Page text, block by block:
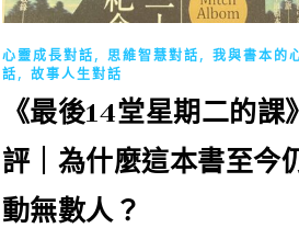
心靈成長對話, 思維智慧對話, 我與書本的
話, 故事人生對話
《最後14堂星期二的課
評｜為什麼這本書至今
動無數人？